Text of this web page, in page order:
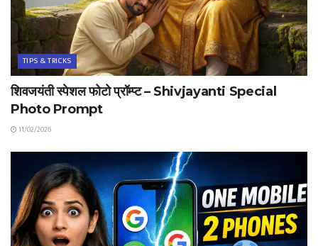
TIPS & TRICKS
शिवजयंती स्पेशल फोटो प्रॉम्प्ट – Shivjayanti Special
Photo Prompt
11/02/2026